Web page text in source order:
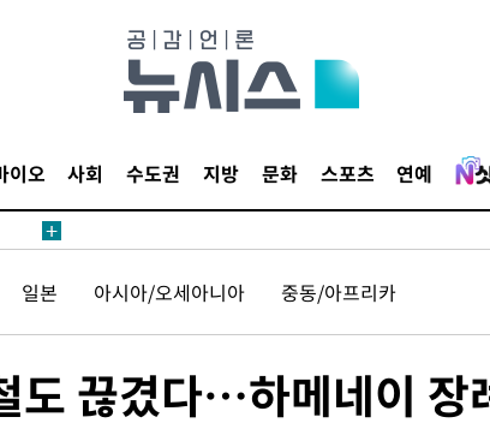
이오 사회 수도권 지방 문화 스포츠 연예
…이
시
일본 아시아/오세아니아 중동/아프리카
도 끊겼다…하메네이 장